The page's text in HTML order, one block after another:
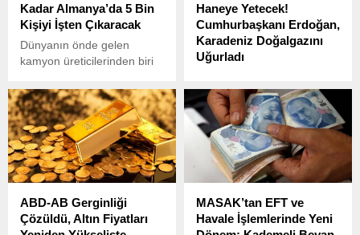
Kadar Almanya’da 5 Bin
Kişiyi İşten Çıkaracak
Dünyanın önde gelen
kamyon üreticilerinden biri
Daimler Truck, 2030 yılına
kadar Almanya’daki yaklaşık
5 bin çalışanıyla yollarını
ayırmayı planladığını
açıkladı.
Haneye Yetecek!
Cumhurbaşkanı Erdoğan,
Karadeniz Doğalgazını
Uğurladı
Tayyip Erdoğan,
Karadeniz’de keşfedilen
doğalgaz rezervinin
üretimine başlanması için
düzenlenen törenle önemli
bir müjde verdi.
ABD-AB Gerginliği
Çözüldü, Altın Fiyatları
MASAK’tan EFT ve
Havale İşlemlerinde Yeni